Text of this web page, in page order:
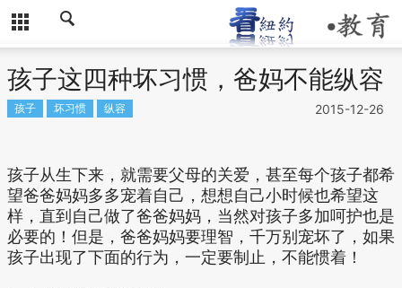
孩子这四种坏习惯，爸妈不能纵容
2015-12-26
孩子 坏习惯 纵容
孩子从生下来，就需要父母的关爱，甚至每个孩子都希
望爸爸妈妈多多宠着自己，想想自己小时候也希望这
样，直到自己做了爸爸妈妈，当然对孩子多加呵护也是
必要的！但是，爸爸妈妈要理智，千万别宠坏了，如果
孩子出现了下面的行为，一定要制止，不能惯着！